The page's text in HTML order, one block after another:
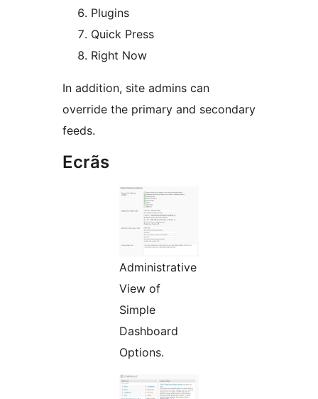
Plugins
Quick Press
Right Now
In addition, site admins can
override the primary and secondary
feeds.
Ecrãs
Administrative
View of
Simple
Dashboard
Options.